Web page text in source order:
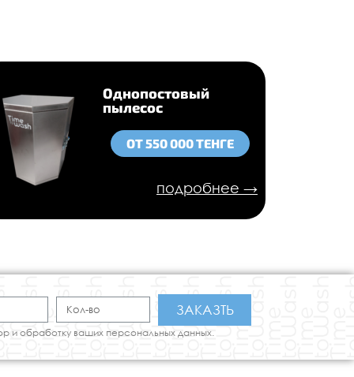
Однопостовый
пылесос
ОТ 550 000 ТЕНГЕ
подробнее →
ЗАКАЗТЬ
и обработку ваших персональных данных.